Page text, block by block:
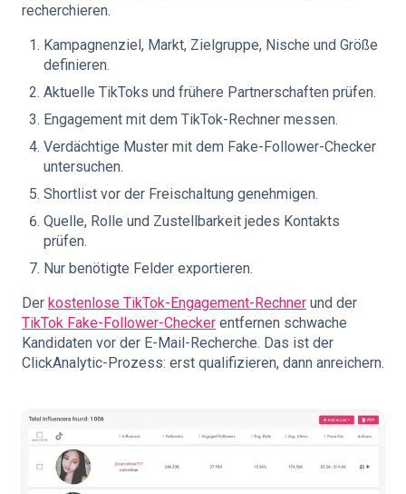
recherchieren.
Kampagnenziel, Markt, Zielgruppe, Nische und Größe
definieren.
Aktuelle TikToks und frühere Partnerschaften prüfen.
Engagement mit dem TikTok-Rechner messen.
Verdächtige Muster mit dem Fake-Follower-Checker
untersuchen.
Shortlist vor der Freischaltung genehmigen.
Quelle, Rolle und Zustellbarkeit jedes Kontakts
prüfen.
Nur benötigte Felder exportieren.
Der kostenlose TikTok-Engagement-Rechner und der
TikTok Fake-Follower-Checker entfernen schwache
Kandidaten vor der E-Mail-Recherche. Das ist der
ClickAnalytic-Prozess: erst qualifizieren, dann anreichern.